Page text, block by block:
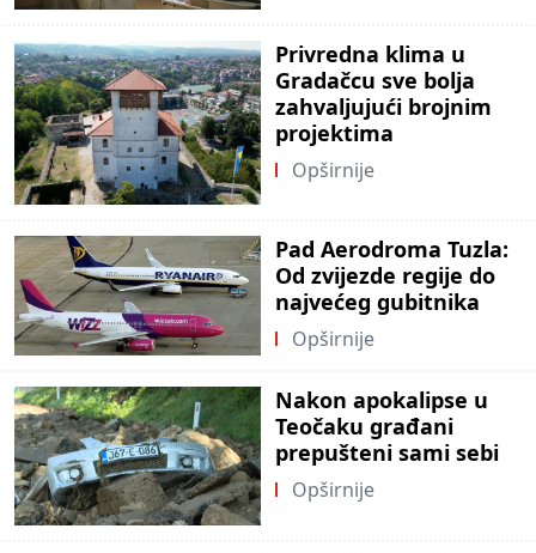
Privredna klima u
Gradačcu sve bolja
zahvaljujući brojnim
projektima
Opširnije
Pad Aerodroma Tuzla:
Od zvijezde regije do
najvećeg gubitnika
Opširnije
Nakon apokalipse u
Teočaku građani
prepušteni sami sebi
Opširnije